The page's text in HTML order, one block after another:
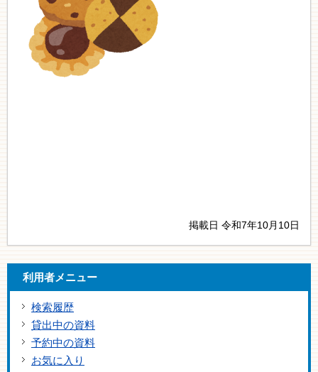
掲載日 令和7年10月10日
利用者メニュー
検索履歴
貸出中の資料
予約中の資料
お気に入り